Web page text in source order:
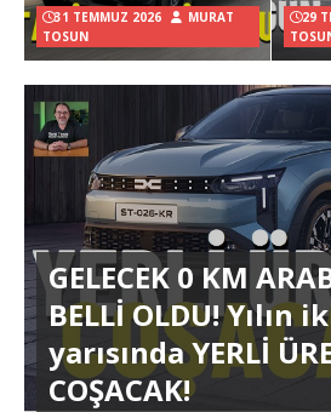
31 TEMMUZ 2026
MURAT
TOSUN
29
GELECEK 0 KM
BELLİ OLDU! Yılın
yarısında YERLİ
COŞACAK!